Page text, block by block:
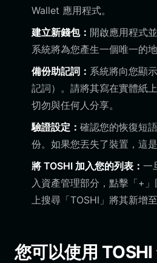
Wallet 應用程式。
建立新錢包： 開啟應用程式
系統將為您產生一個唯一的地
備份助記詞： 系統將向您顯
記詞）。請將其寫在實體紙
切勿與任何人分享。
驗證設定： 確認您的恢復短
份。如果您丟失了裝置，這
將 TOSHI 加入您的列表： 一
入資產管理部分，點擊「+
上搜尋「TOSHI」將其新增至
您可以使用 TOSHI